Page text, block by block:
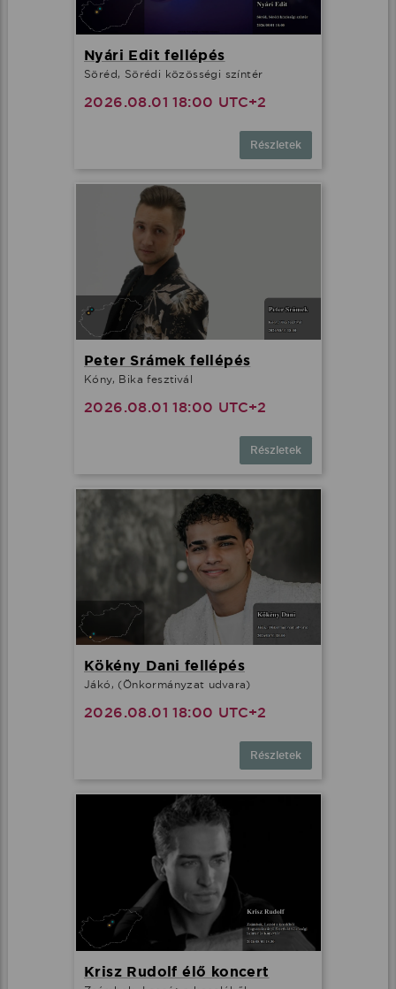
Nyári Edit fellépés
Söréd, Sörédi közösségi színtér
2026.08.01 18:00 UTC+2
Részletek
Peter Srámek fellépés
Kóny, Bika fesztivál
2026.08.01 18:00 UTC+2
Részletek
Kökény Dani fellépés
Jákó, (Önkormányzat udvara)
2026.08.01 18:00 UTC+2
Részletek
Krisz Rudolf élő koncert